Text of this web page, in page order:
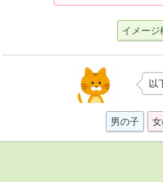
イメージ
以
男の子